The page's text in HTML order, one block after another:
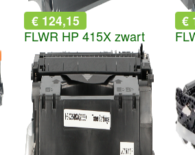
€ 124,15
FLWR HP 415X zwart
€